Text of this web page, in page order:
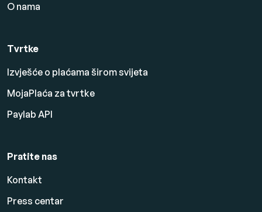
O nama
Tvrtke
Izvješće o plaćama širom svijeta
MojaPlaća za tvrtke
Paylab API
Pratite nas
Kontakt
Press centar